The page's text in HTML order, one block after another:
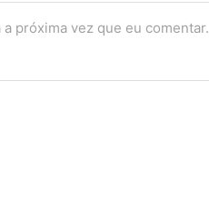
próxima vez que eu comentar.